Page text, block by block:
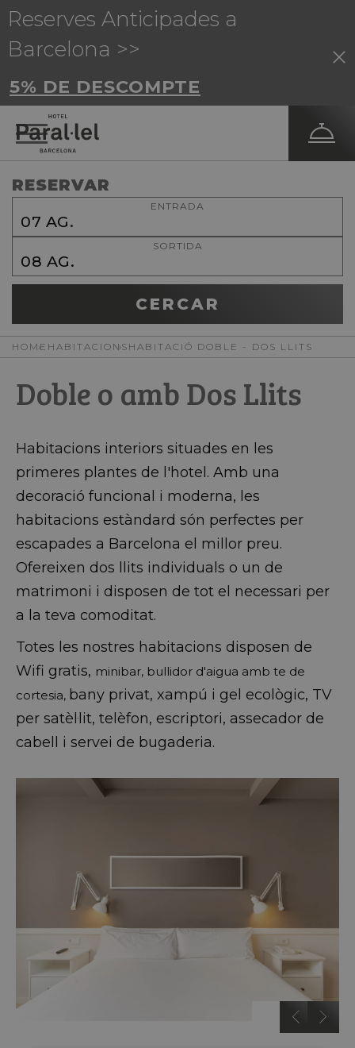
Reserves Anticipades a
Barcelona >>
5% DE DESCOMPTE
RESERVAR
ENTRADA
07 AG.
SORTIDA
08 AG.
CERCAR
HOME HABITACIONS HABITACIÓ DOBLE - DOS LLITS
Doble o amb Dos Llits
Habitacions interiors situades en les
primeres plantes de l'hotel. Amb una
decoració funcional i moderna, les
habitacions estàndard són perfectes per
escapades a Barcelona el millor preu.
Ofereixen dos llits individuals o un de
matrimoni i disposen de tot el necessari per
a la teva comoditat.
Totes les nostres habitacions disposen de
Wifi gratis, minibar, bullidor d'aigua amb te de
cortesia, bany privat, xampú i gel ecològic, TV
per satèl·lit, telèfon, escriptori, assecador de
cabell i servei de bugaderia.